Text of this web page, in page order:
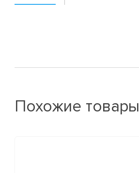
Похожие товары